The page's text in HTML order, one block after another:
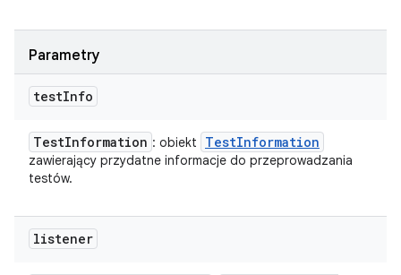
Parametry
testInfo
TestInformation : obiekt TestInformation
zawierający przydatne informacje do przeprowadzania
testów.
listener